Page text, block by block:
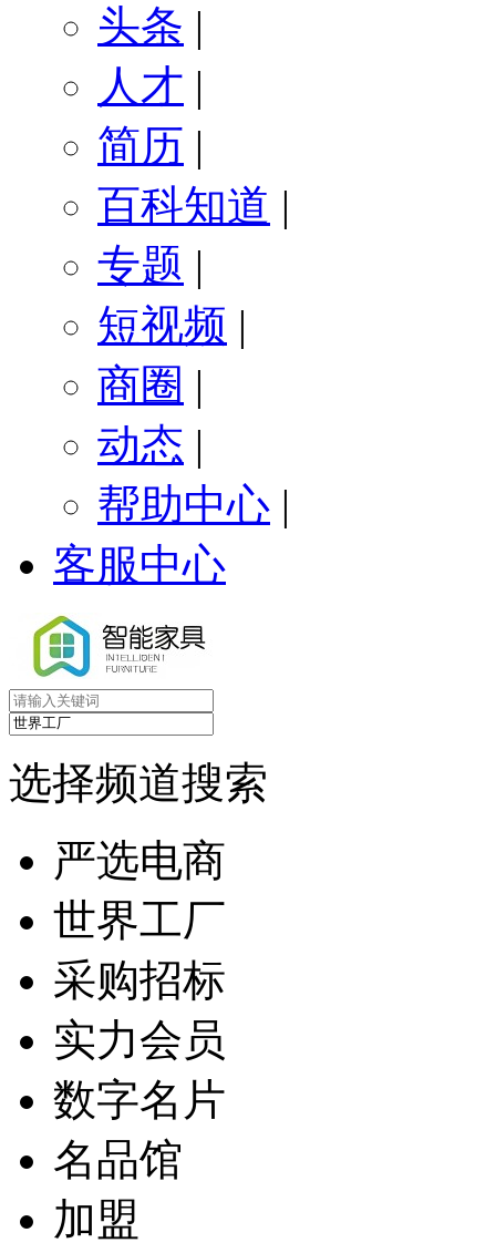
头条 |
人才 |
简历 |
百科知道 |
专题 |
短视频 |
商圈 |
动态 |
帮助中心 |
客服中心
选择频道搜索
严选电商
世界工厂
采购招标
实力会员
数字名片
名品馆
加盟